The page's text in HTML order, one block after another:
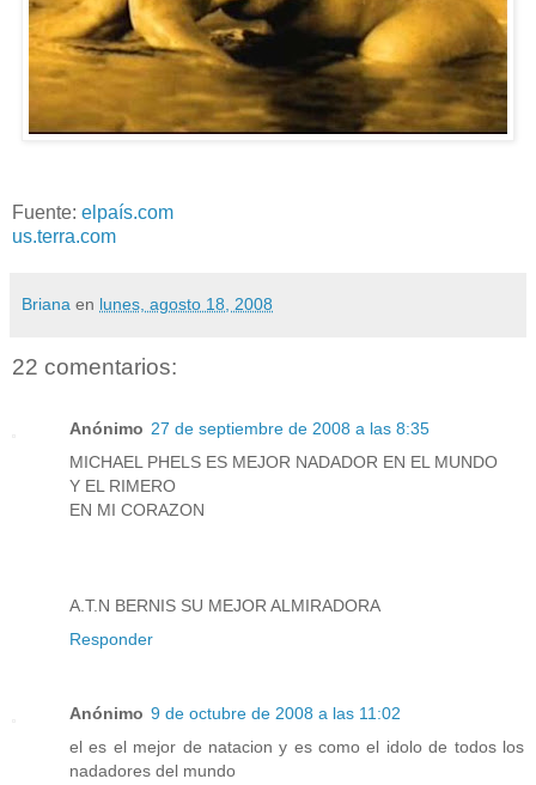
Fuente: elpaís.com
us.terra.com
Briana en lunes, agosto 18, 2008
22 comentarios:
Anónimo 27 de septiembre de 2008 a las 8:35
MICHAEL PHELS ES MEJOR NADADOR EN EL MUNDO
Y EL RIMERO
EN MI CORAZON
A.T.N BERNIS SU MEJOR ALMIRADORA
Responder
Anónimo 9 de octubre de 2008 a las 11:02
el es el mejor de natacion y es como el idolo de todos los
nadadores del mundo